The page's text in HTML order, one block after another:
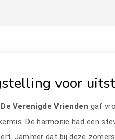
voor
Verenigde Vrienden gaf
De harmonie had een
Jammer dat bij deze